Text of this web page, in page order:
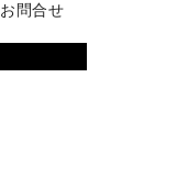
お問合せ